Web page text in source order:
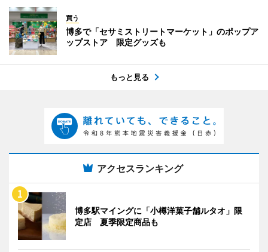
買う
博多で「セサミストリートマーケット」のポップア
ップストア 限定グッズも
もっと見る
アクセスランキング
博多駅マイングに「小樽洋菓子舗ルタオ」限
定店 夏季限定商品も